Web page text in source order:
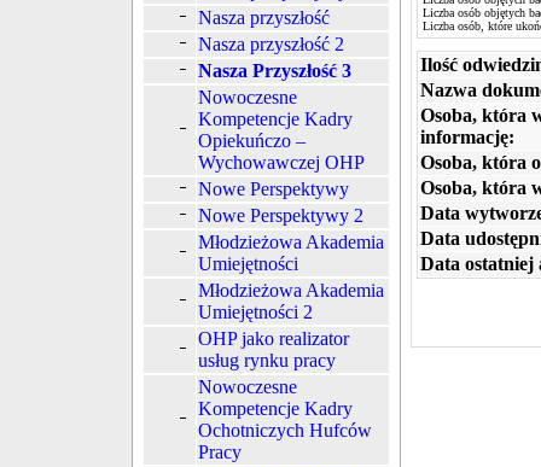
Nasza przyszłość
Nasza przyszłość 2
Nasza Przyszłość 3
Nowoczesne
Kompetencje Kadry
Opiekuńczo –
Wychowawczej OHP
Nowe Perspektywy
Nowe Perspektywy 2
Młodzieżowa Akademia
Umiejętności
Młodzieżowa Akademia
Umiejętności 2
OHP jako realizator
usług rynku pracy
Nowoczesne
Kompetencje Kadry
Ochotniczych Hufców
Pracy
Liczba osób objętych
Liczba osób, które
Ilość
Nazwa
Osoba, która
informację:
Osoba, która
Osoba, która
Data
Data
Data